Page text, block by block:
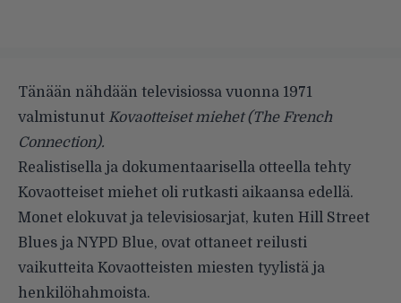
Tänään nähdään televisiossa vuonna 1971
valmistunut Kovaotteiset miehet (The French
Connection).
Realistisella ja dokumentaarisella otteella tehty
Kovaotteiset miehet oli rutkasti aikaansa edellä.
Monet elokuvat ja televisiosarjat, kuten Hill Street
Blues ja NYPD Blue, ovat ottaneet reilusti
vaikutteita Kovaotteisten miesten tyylistä ja
henkilöhahmoista.